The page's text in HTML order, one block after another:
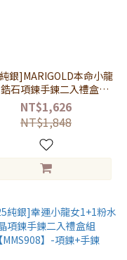
銀]MARIGOLD本命小龍
石項鍊手鍊二入禮盒組
【MMS515】-項鍊+手鍊
NT$1,626
NT$1,848